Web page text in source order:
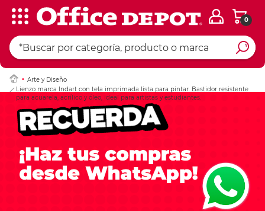
0
Arte y Diseño
Lienzo marca Indart con tela imprimada lista para pintar. Bastidor resistente
para acuarela, acrílico y óleo, ideal para artistas y estudiantes.
Ingresar Codigo